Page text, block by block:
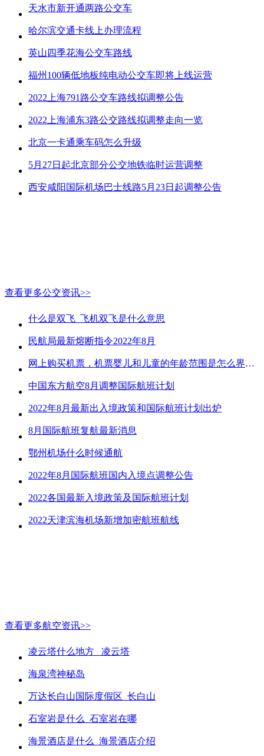
天水市新开通两路公交车
哈尔滨交通卡线上办理流程
英山四季花海公交车路线
福州100辆低地板纯电动公交车即将上线运营
2022上海791路公交车路线拟调整公告
2022上海浦东3路公交路线拟调整走向一览
北京一卡通乘车码怎么升级
5月27日起北京部分公交地铁临时运营调整
西安咸阳国际机场巴士线路5月23日起调整公告
查看更多公交资讯>>
什么是双飞_飞机双飞是什么意思
民航局最新熔断指令2022年8月
网上购买机票，机票婴儿和儿童的年龄范围是怎么界定的？
中国东方航空8月调整国际航班计划
2022年8月最新出入境政策和国际航班计划出炉
8月国际航班复航最新消息
鄂州机场什么时候通航
2022年8月国际航班国内入境点调整公告
2022各国最新入境政策及国际航班计划
2022天津滨海机场新增加密航班航线
查看更多航空资讯>>
凌云塔什么地方_ 凌云塔
海泉湾神秘岛
万达长白山国际度假区_长白山
石室岩是什么_石室岩在哪
海景酒店是什么_海景酒店介绍